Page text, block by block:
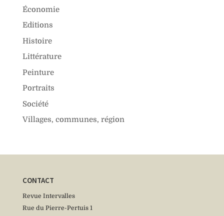
Économie
Editions
Histoire
Littérature
Peinture
Portraits
Société
Villages, communes, région
CONTACT
Revue Intervalles
Rue du Pierre-Pertuis 1